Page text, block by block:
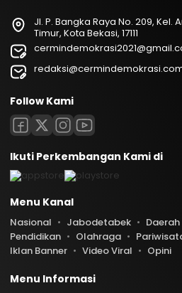
Jl. P. Bangka Raya No. 209, Kel.
Timur, Kota Bekasi, 17111
Follow Kami
Ikuti Perkembangan Kami di
Menu Kanal
Nasional Jabodetabek Daerah
Pendidikan
Olahraga
Iklan Banner
Video Viral Opini
Menu Informasi